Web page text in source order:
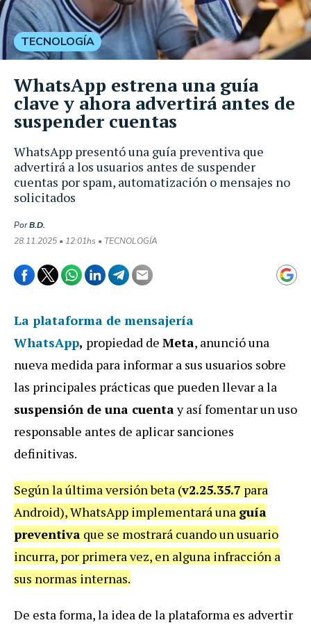
WhatsApp presentó una guía preventiva que
advertirá a los usuarios antes de suspender
cuentas por spam, automatización o mensajes no
solicitados
PorB.D.
28.11.2025 • 12:01hs • TECNOLOGÍA
TECNOLOGÍA
WhatsApp estrena una guía
clave y ahora advertirá antes de
suspender cuentas
La plataforma de mensajería
WhatsApp, propiedad de Meta, anunció una
nueva medida para informar a sus usuarios sobre
las principales prácticas que pueden llevar a la
suspensión de una cuentay así fomentar un uso
responsable antes de aplicar sanciones
definitivas.
Según la última versión beta (v2.25.35.7 para
Android), WhatsApp implementará una guía
preventiva que se mostrará cuando un usuario
incurra, por primera vez, en alguna infracción a
sus normas internas.
De esta forma, la idea de la plataforma es advertir